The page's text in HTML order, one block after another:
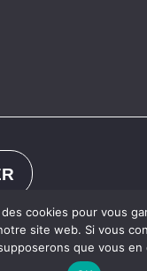
cookies pour vous
site web. Si vous
que vous en